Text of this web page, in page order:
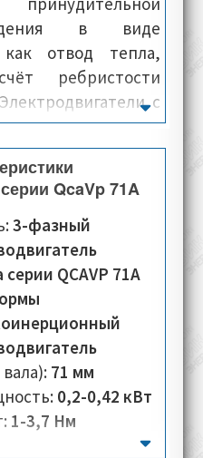
в виде
отвод тепла,
ребристости
с
штатной
оснащаются
через
холодный воздух
На
Motori данной
и монтаж
оборудования,
как например:
тормоз,
разъёмы питания,
и фланцев, а
повышение
доступны серии
QcaVp 71A
3-фазный
QCAVP 71A
71 мм
0,2-0,42 кВт
1-3,7 Нм